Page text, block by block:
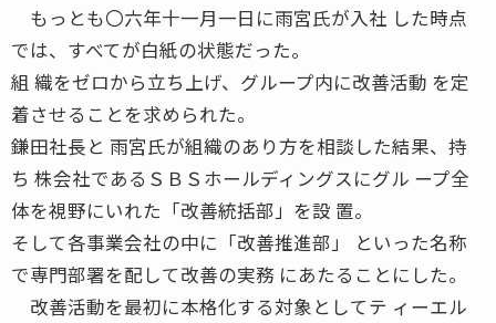
もっとも〇六年十一月一日に雨宮氏が入社 した時点
では、すべてが白紙の状態だった。
組 織をゼロから立ち上げ、グループ内に改善活動 を定
着させることを求められた。
鎌田社長と 雨宮氏が組織のあり方を相談した結果、持
ち 株会社であるＳＢＳホールディングスにグル ープ全
体を視野にいれた「改善統括部」を設 置。
そして各事業会社の中に「改善推進部」 といった名称
で専門部署を配して改善の実務 にあたることにした。
改善活動を最初に本格化する対象としてテ ィーエル